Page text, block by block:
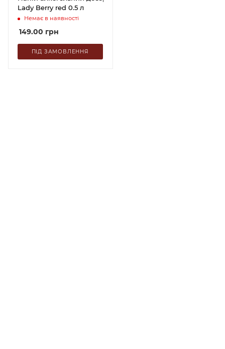
Lady Berry red 0.5 л
Немає в наявності
149.00 грн
ПІД ЗАМОВЛЕННЯ